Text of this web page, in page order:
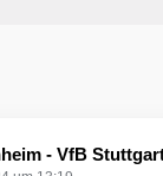
- VfB